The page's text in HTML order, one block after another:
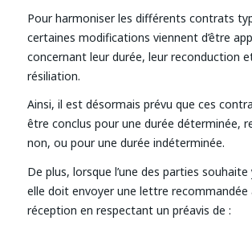
Pour harmoniser les différents contrats
certaines modifications viennent d’être
concernant leur durée, leur reconduction
résiliation.
Ainsi, il est désormais prévu que ces
être conclus pour une durée déterminée,
non, ou pour une durée indéterminée.
De plus, lorsque l’une des parties
elle doit envoyer une lettre recommandée
réception en respectant un préavis de :